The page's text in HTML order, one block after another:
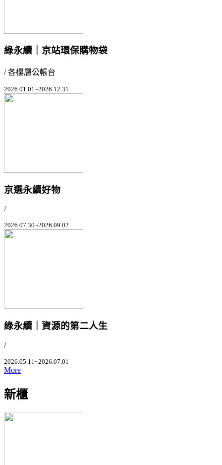
綠永續｜京站環保購物袋
/ 各樓層公帳台
2026.01.01~2026.12.31
京選永續好物
/
2026.07.30~2026.09.02
綠永續｜資源的第二人生
/
2026.05.11~2026.07.01
More
新櫃